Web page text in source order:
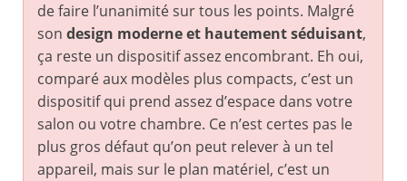
de faire l’unanimité sur tous les points. Malgré
son design moderne et hautement séduisant,
ça reste un dispositif assez encombrant. Eh oui,
comparé aux modèles plus compacts, c’est un
dispositif qui prend assez d’espace dans votre
salon ou votre chambre. Ce n’est certes pas le
plus gros défaut qu’on peut relever à un tel
appareil, mais sur le plan matériel, c’est un